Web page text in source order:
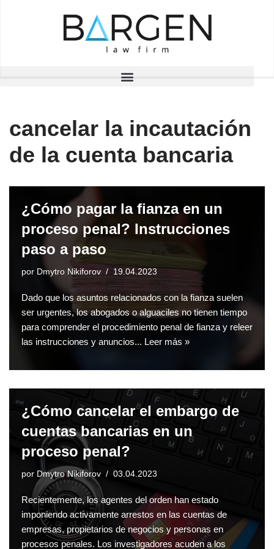
cancelar la incautación
de la cuenta bancaria
¿Cómo pagar la fianza en un
proceso penal? Instrucciones
paso a paso
por Dmytro Nikiforov 19.04.2023
Dado que los asuntos relacionados con la fianza suelen
ser urgentes, los abogados o alguaciles no tienen tiempo
para comprender el procedimiento penal de fianza y releer
las instrucciones y anuncios... Leer más »
¿Cómo cancelar el embargo de
cuentas bancarias en un
proceso penal?
por Dmytro Nikiforov 03.04.2023
Recientemente, los agentes del orden han estado
imponiendo activamente arrestos en las cuentas de
empresas, propietarios de negocios y personas en
procesos penales. Los investigadores acuden a los